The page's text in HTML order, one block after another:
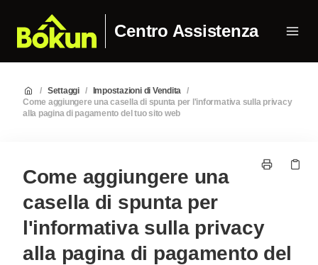
Centro Assistenza
/ Settaggi / Impostazioni di Vendita /
Come aggiungere una casella di spunta per l'informativa sulla privacy
alla pagina di pagamento del tuo sito web
Come aggiungere una
casella di spunta per
l'informativa sulla privacy
alla pagina di pagamento del